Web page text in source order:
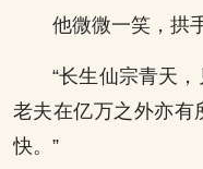
他微微一笑，拱
“长生仙宗青天
老夫在亿万之外亦有
快。”